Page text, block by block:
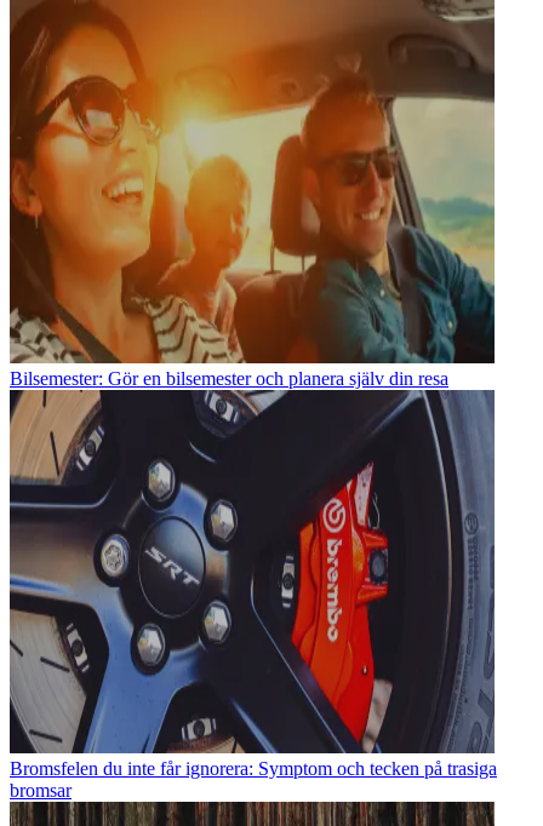
Bilsemester: Gör en bilsemester och planera själv din resa
Bromsfelen du inte får ignorera: Symptom och tecken på trasiga
bromsar